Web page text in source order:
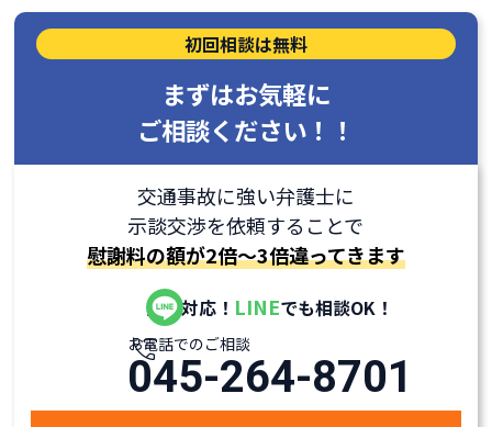
初回相談は無料
まずはお気軽に
ご相談ください！！
交通事故に強い弁護士に
示談交渉を依頼することで
慰謝料の額が2倍～3倍違ってきます
全国対応！ LINEでも相談OK！
お電話でのご相談
045-264-8701